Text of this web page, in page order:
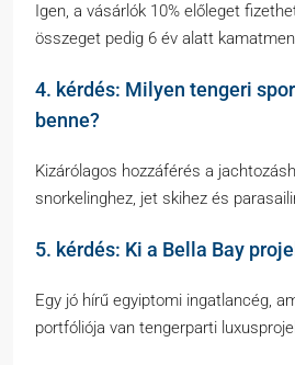
Igen, a vásárlók 10% előleget
összeget pedig 6 év alatt
4. kérdés: Milyen tengeri
benne?
Kizárólagos hozzáférés a
snorkelinghez, jet skihez és
5. kérdés: Ki a Bella Bay
Egy jó hírű egyiptomi ingatlancég,
portfóliója van tengerparti